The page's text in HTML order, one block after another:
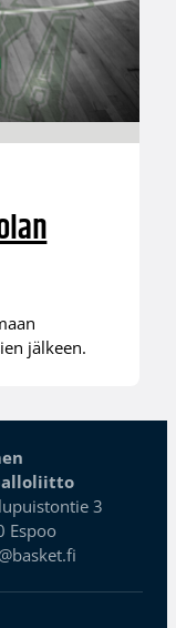
jälkeen.
3
Espoo